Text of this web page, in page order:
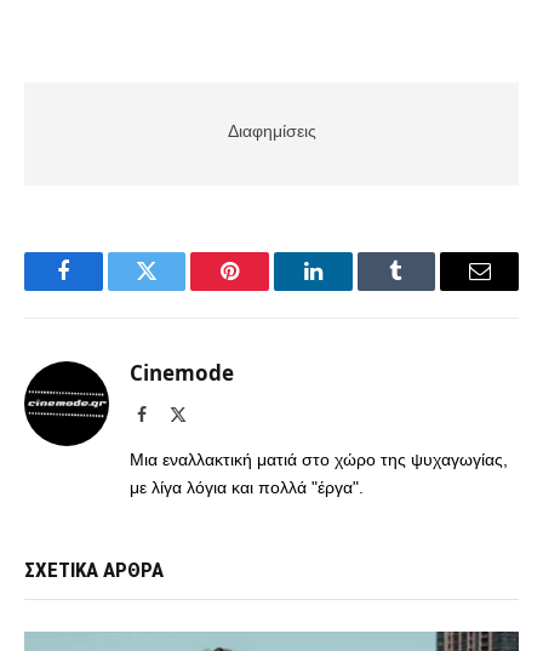
Διαφημίσεις
FacebookTwitter Pinterest LinkedInTumblr Email
Cinemode
Facebook
Μια εναλλακτική ματιά στο χώρο της ψυχαγωγίας,
με λίγα λόγια και πολλά "έργα".
ΣΧΕΤΙΚΑ ΑΡΘΡΑ